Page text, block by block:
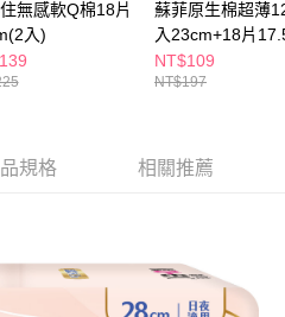
依據個別帳號之用戶狀況，依本公司即
度不足之情形，本公司將視審查結果
)免運費
出貨)
無感軟Q棉18片
入)
蘇菲原生棉超薄
入23cm+18片
NT$109
NT$197
規格 相關推薦